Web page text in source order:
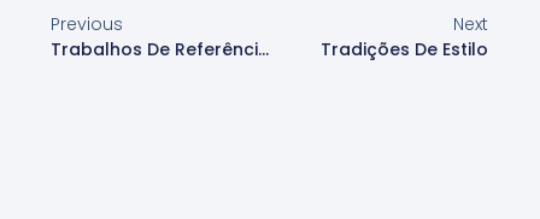
Previous
Trabalhos De Referência
Next
Tradições De Estilo